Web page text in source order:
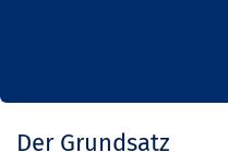
Der Grundsatz